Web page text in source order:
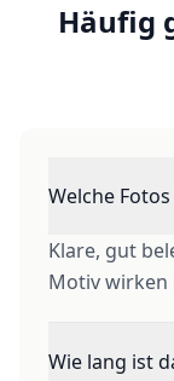
Häufig
Welche
Klare, gut
Motiv wirken
Wie lang ist